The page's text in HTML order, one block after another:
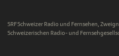
SRF Schweizer Radio und Fernsehen,
Schweizerischen Radio- und